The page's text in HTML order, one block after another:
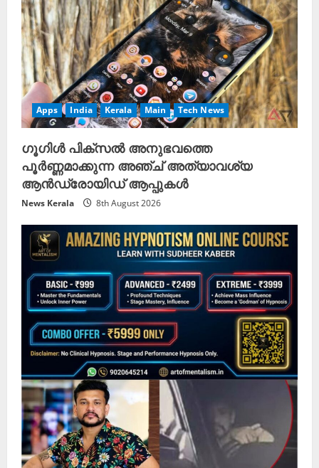
Apps India Kerala Main Tech News
ഗൂഗിൾ പിക്സൽ അനുഭവത്തെ
പൂർണ്ണമാക്കുന്ന അഞ്ച് അത്യാവശ്യ
ആൻഡ്രോയിഡ് ആപ്പുകൾ
News Kerala 8th August 2026